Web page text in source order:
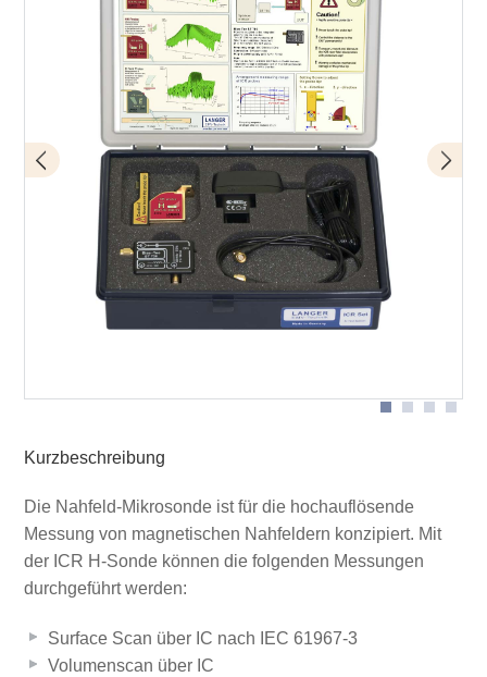
Bias-Tee BT 706
Lieferumfang
Kurzbeschreibung
Die Nahfeld-Mikrosonde ist für die hochauflösende
Messung von magnetischen Nahfeldern konzipiert. Mit
der ICR H-Sonde können die folgenden Messungen
durchgeführt werden:
Surface Scan über IC nach IEC 61967-3
Volumenscan über IC